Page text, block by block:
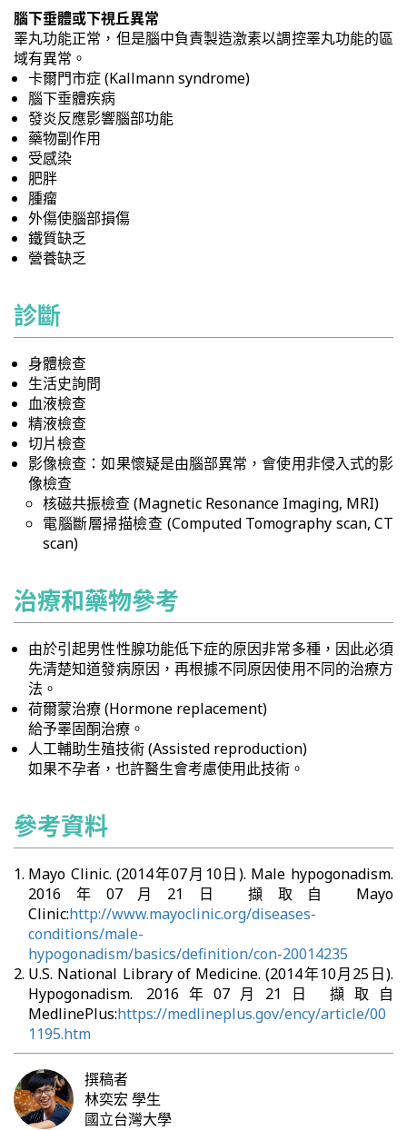
腦下垂體或下視丘異常
睪丸功能正常，但是腦中負責製造激素以調控睪丸功能的區
域有異常。
卡爾門市症 (Kallmann syndrome)
腦下垂體疾病
發炎反應影響腦部功能
藥物副作用
受感染
肥胖
腫瘤
外傷使腦部損傷
鐵質缺乏
營養缺乏
診斷
身體檢查
生活史詢問
血液檢查
精液檢查
切片檢查
影像檢查：如果懷疑是由腦部異常，會使用非侵入式的影
像檢查
核磁共振檢查 (Magnetic Resonance Imaging, MRI)
電腦斷層掃描檢查 (Computed Tomography scan, CT
scan)
治療和藥物參考
由於引起男性性腺功能低下症的原因非常多種，因此必須
先清楚知道發病原因，再根據不同原因使用不同的治療方
法。
荷爾蒙治療 (Hormone replacement)
給予睪固酮治療。
人工輔助生殖技術 (Assisted reproduction)
如果不孕者，也許醫生會考慮使用此技術。
參考資料
Mayo Clinic. (2014年07月10日). Male hypogonadism.
2016年07月21日 擷取自 Mayo
Clinic:http://www.mayoclinic.org/diseases-
conditions/male-
hypogonadism/basics/definition/con-20014235
U.S. National Library of Medicine. (2014年10月25日).
Hypogonadism. 2016年07月21日 擷取自
MedlinePlus:https://medlineplus.gov/ency/article/00
1195.htm
撰稿者
林奕宏 學生
國立台灣大學